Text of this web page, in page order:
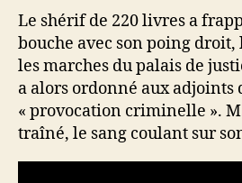
Le shérif de 220 livres a
bouche avec son poing
les marches du palais de
a alors ordonné aux adjoints
« provocation criminelle ».
traîné, le sang coulant sur